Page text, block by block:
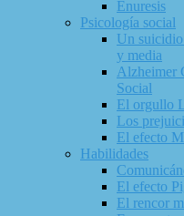
Enuresis
Psicología social
Un suicidio
y media
Alzheimer
Social
El orgullo
Los
El efecto
Habilidades
El efecto
El rencor